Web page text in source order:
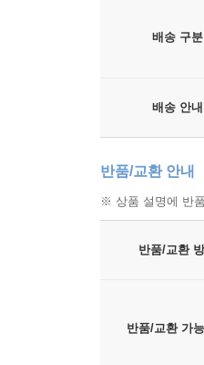
또렷한 윤곽선
물감을 만들어
추상화 기법으
이 책은 마치 미
리고 모네에서
룬 마네와 르누
무엇보다도 어
어려운 설명보
화가들이 그랬
배송 구분
배송 안내
반품/교환 안내
※ 상품 설명에 반
반품/교환
반품/교환 가